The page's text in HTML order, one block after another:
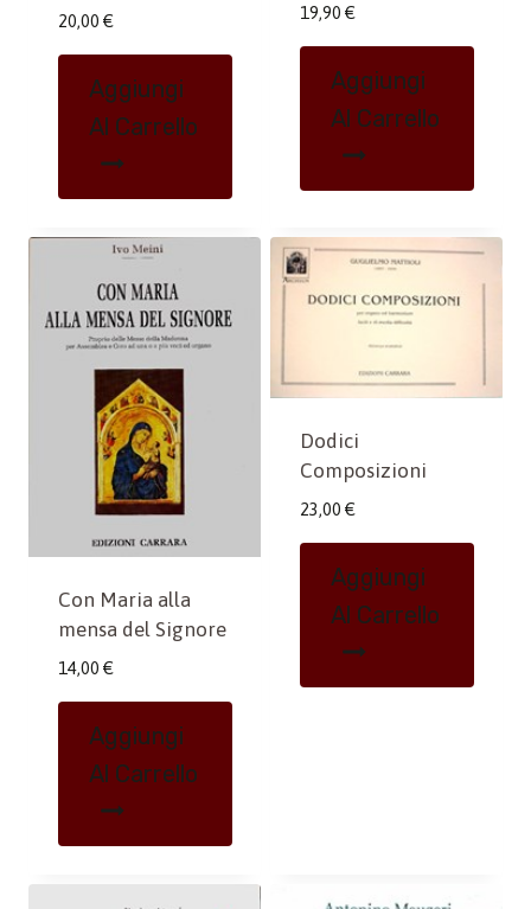
20,00 €
Aggiungi
Al Carrello
19,90 €
Aggiungi
Al Carrello
Con Maria alla
mensa del Signore
14,00 €
Aggiungi
Al Carrello
Dodici
Composizioni
23,00 €
Aggiungi
Al Carrello